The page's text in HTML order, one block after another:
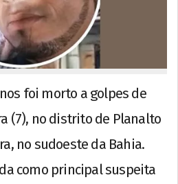
foi morto a golpes de
(7), no distrito de Planalto
no sudoeste da Bahia.
como principal suspeita